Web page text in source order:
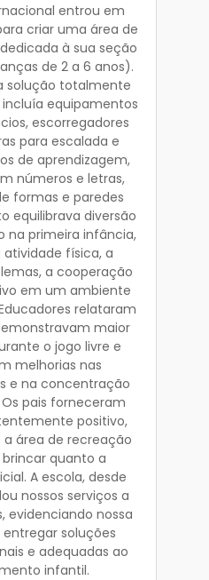
entrou em
criar uma área de
à sua seção
de 2 a 6 anos).
solução totalmente
equipamentos
escorregadores
para escalada e
de aprendizagem,
números e letras,
formas e paredes
equilibrava diversão
na primeira infância,
física, a
a cooperação
em um ambiente
relataram
maior
o jogo livre e
melhorias nas
e na concentração
pais forneceram
positivo,
área de recreação
quanto a
A escola, desde
nossos serviços a
evidenciando nossa
soluções
e adequadas ao
infantil.